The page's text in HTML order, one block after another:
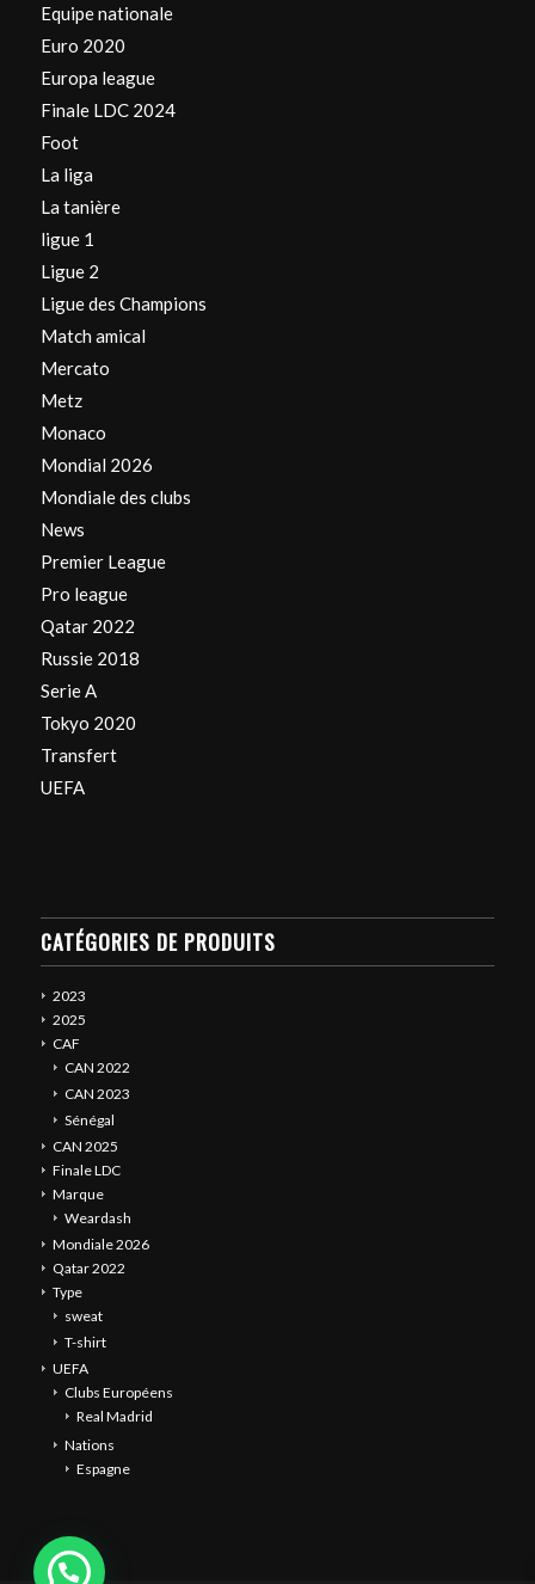
Equipe nationale
Euro 2020
Europa league
Finale LDC 2024
Foot
La liga
La tanière
ligue 1
Ligue 2
Ligue des Champions
Match amical
Mercato
Metz
Monaco
Mondial 2026
Mondiale des clubs
News
Premier League
Pro league
Qatar 2022
Russie 2018
Serie A
Tokyo 2020
Transfert
UEFA
CATÉGORIES DE PRODUITS
2023
2025
CAF
CAN 2022
CAN 2023
Sénégal
CAN 2025
Finale LDC
Marque
Weardash
Mondiale 2026
Qatar 2022
Type
sweat
T-shirt
UEFA
Clubs Européens
Real Madrid
Nations
Espagne